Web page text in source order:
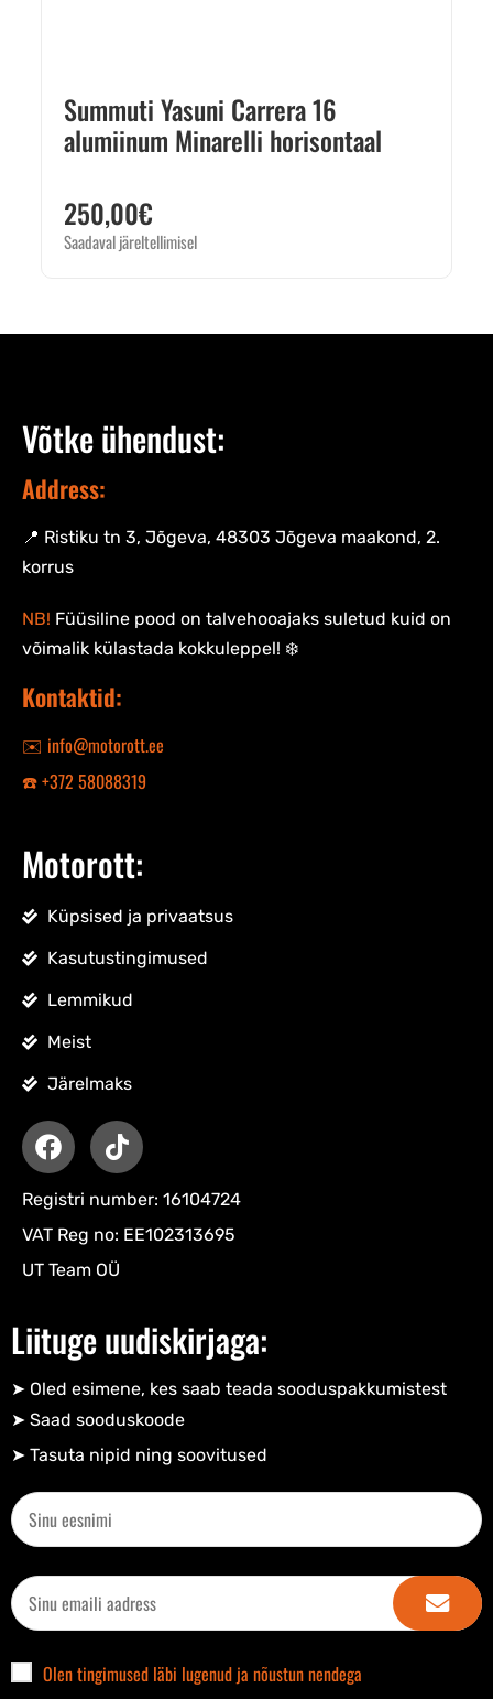
Summuti Yasuni Carrera 16
alumiinum Minarelli horisontaal
250,00€
Saadaval järeltellimisel
Võtke ühendust:
Address:
📍 Ristiku tn 3, Jõgeva, 48303 Jõgeva maakond, 2.
korrus
NB! Füüsiline pood on talvehooajaks suletud kuid on
võimalik külastada kokkuleppel! ❄️
Kontaktid:
✉️ info@motorott.ee
☎️ +372 58088319
Motorott:
Küpsised ja privaatsus
Kasutustingimused
Lemmikud
Meist
Järelmaks
Registri number: 16104724
VAT Reg no: EE102313695
UT Team OÜ
Liituge uudiskirjaga:
➤ Oled esimene, kes saab teada sooduspakkumistest
➤ Saad sooduskoode​
➤ Tasuta nipid ning soovitused​
Olen tingimused läbi lugenud ja nõustun nendega